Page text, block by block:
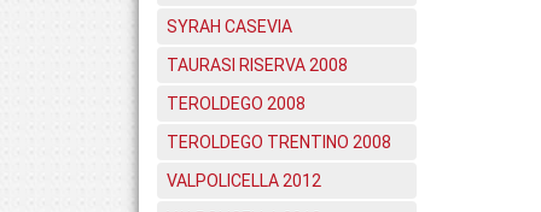
SYRAH CASEVIA
TAURASI RISERVA 2008
TEROLDEGO 2008
TEROLDEGO TRENTINO 2008
VALPOLICELLA 2012